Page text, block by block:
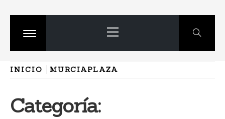
Cambiar
principal
INICIO MURCIAPLAZA
Categoría: